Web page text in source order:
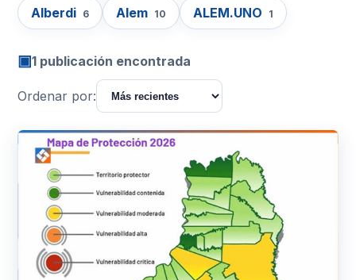
Alberdi 6 Alem 10 ALEM.UNO 1
▣1 publicación encontrada
Ordenar por: